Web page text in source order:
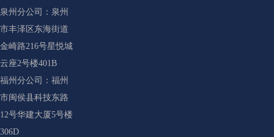
泉州分公司：泉州
市丰泽区东海街道
金崎路216号星悦城
云座2号楼401B
福州分公司：福州
市闽侯县科技东路
12号华建大厦5号楼
306D